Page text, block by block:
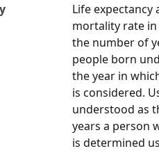
Life
mortality rate
the number of
people born
the year in
is considered.
understood as
years a person
is determined